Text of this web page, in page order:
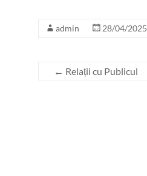
admin 28/04/2025
← Relații cu Publicul